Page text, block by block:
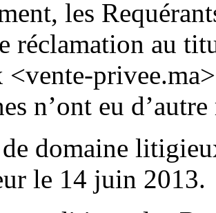
les
réclamation au
n’ont eu
domaine
le 14 juin 2013.